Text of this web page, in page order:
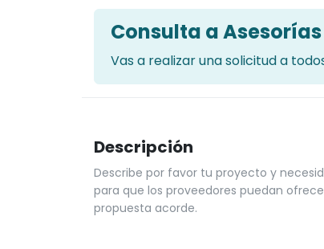
Consulta a Asesorías
Vas a realizar una solicitud a
Descripción
Describe por favor tu proyecto y
para que los proveedores puedan
propuesta acorde.